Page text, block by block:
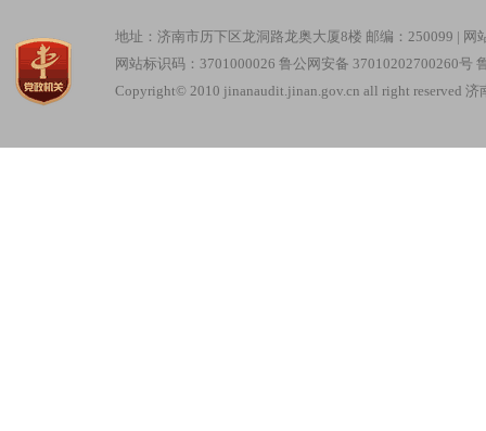
地址：济南市历下区龙洞路龙奥大厦8楼 邮编：250099 | 网
网站标识码：3701000026 鲁公网安备 37010202700260号
Copyright© 2010 jinanaudit.jinan.gov.cn all right reserved